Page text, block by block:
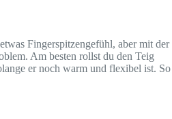
Fingerspitzengefühl, aber mit der
Am besten rollst du den Teig
er noch warm und flexibel ist. So